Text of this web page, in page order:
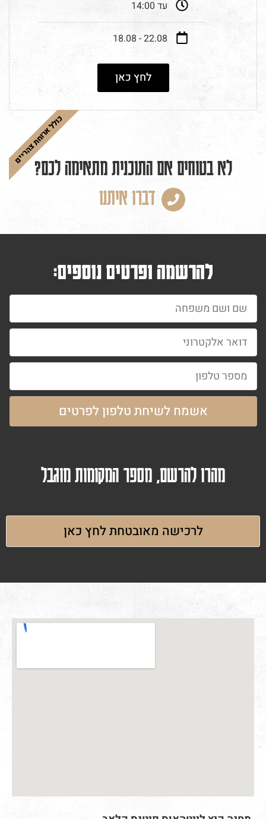
עד 14:00
22.08 - 18.08
לחץ כאן
כולל ארוחת צהריים
לא בטוחים אם התוכנית מתאימה לכם?
דברו איתנו
להרשמה ופרטים נוספים:
אשמח לשיחת טלפון לפרטים
מהרו להרשם, מספר המקומות מוגבל
לרכישה מאובטחת לחץ כאן